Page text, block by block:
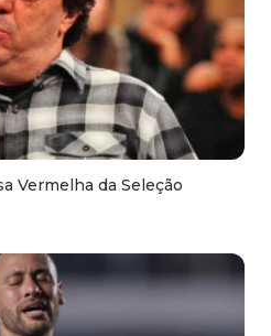
Vermelha da Seleção